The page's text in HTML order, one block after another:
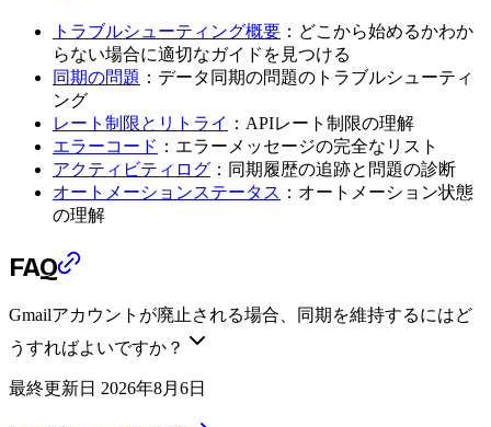
トラブルシューティング概要 ：どこから始めるかわか
らない場合に適切なガイドを見つける
同期の問題 ：データ同期の問題のトラブルシューティ
ング
レート制限とリトライ ：APIレート制限の理解
エラーコード ：エラーメッセージの完全なリスト
アクティビティログ ：同期履歴の追跡と問題の診断
オートメーションステータス ：オートメーション状態
の理解
FAQ
Gmailアカウントが廃止される場合、同期を維持するにはど
うすればよいですか？
最終更新日 2026年8月6日